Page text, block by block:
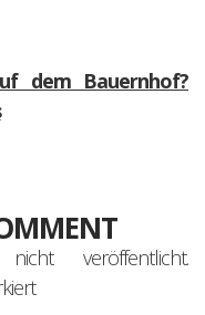
dem Bauernhof?
veröffentlicht.